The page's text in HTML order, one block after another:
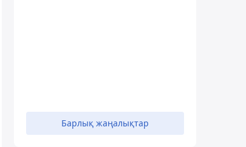
Барлық жаңалықтар